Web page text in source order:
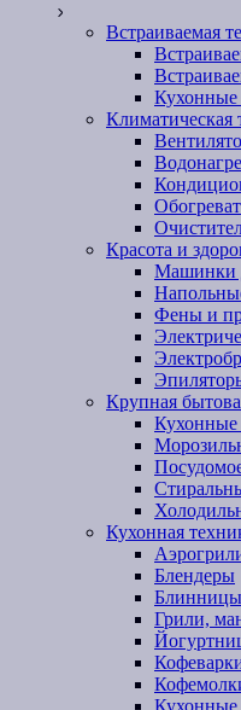
Встраиваемая
Климатическая
Красота и
Машинки
Фены и
Крупная
Кухонная
Блендеры
Блинницы
Грили,
Кухонные